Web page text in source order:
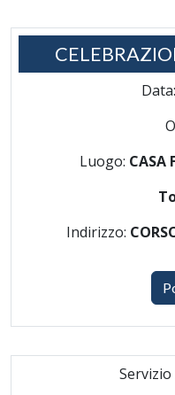
Data:
Luogo: CASA
Indirizzo:
Servizio